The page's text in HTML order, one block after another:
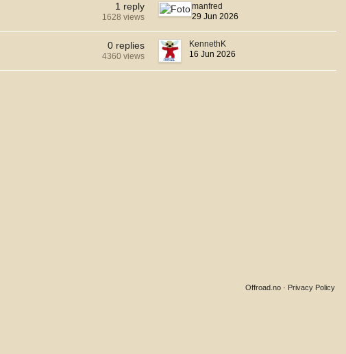
1 reply
1628 views
manfred
29 Jun 2026
0 replies
4360 views
KennethK
16 Jun 2026
Privacy Policy
Offroad.no ·